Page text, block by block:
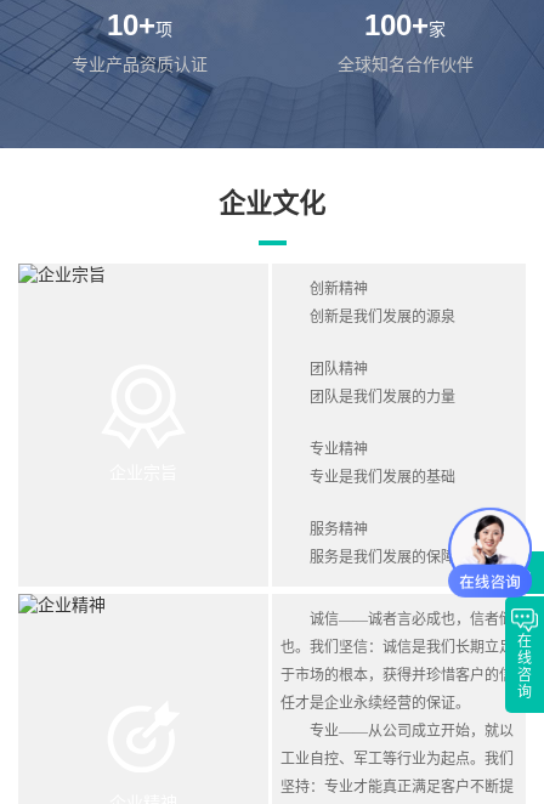
10+项
专业产品资质认证
100+家
全球知名合作伙伴
企业文化
创新精神
创新是我们发展的源泉
团队精神
团队是我们发展的力量
专业精神
专业是我们发展的基础
服务精神
服务是我们发展的保障
诚信——诚者言必成也，信者储
也。我们坚信：诚信是我们长期立足
于市场的根本，获得并珍惜客户的信
任才是企业永续经营的保证。
专业——从公司成立开始，就以
工业自控、军工等行业为起点。我们
坚持：专业才能真正满足客户不断提
在
线
咨
询